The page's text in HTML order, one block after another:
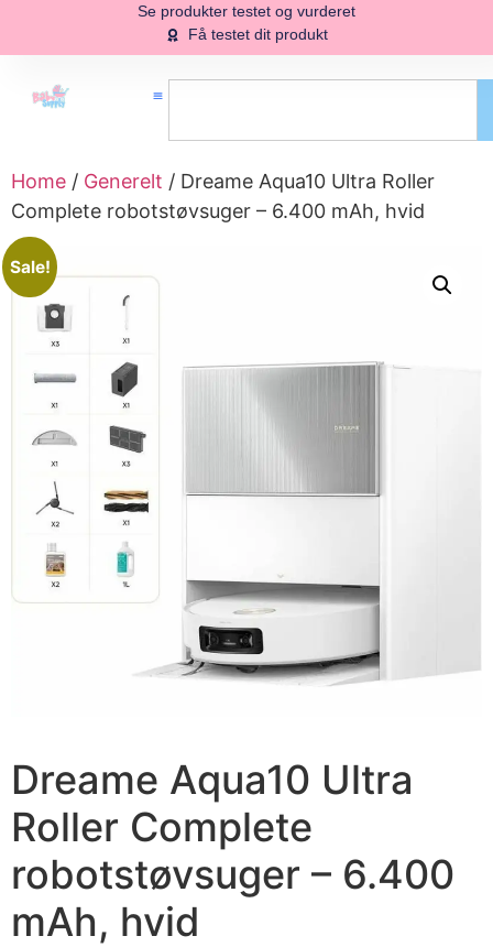
Se produkter testet og vurderet
Få testet dit produkt
Home / Generelt / Dreame Aqua10 Ultra Roller
Complete robotstøvsuger – 6.400 mAh, hvid
Sale!
Dreame Aqua10 Ultra
Roller Complete
robotstøvsuger – 6.400
mAh, hvid